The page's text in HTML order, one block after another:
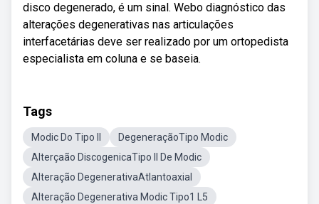
disco degenerado, é um sinal. Webo diagnóstico das
alterações degenerativas nas articulações
interfacetárias deve ser realizado por um ortopedista
especialista em coluna e se baseia.
Tags
Modic Do Tipo II
DegeneraçãoTipo Modic
Alterçaão DiscogenicaTipo II De Modic
Alteração DegenerativaAtlantoaxial
Alteração Degenerativa Modic Tipo1 L5